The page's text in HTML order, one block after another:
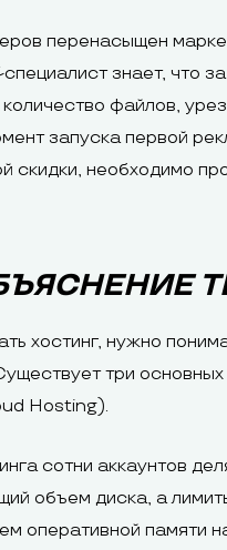
перенасыщен
знает, что
файлов,
запуска первой
скидки, необходимо
хостинг, нужно
три
Hosting).
сотни аккаунтов
объем диска, а
оперативной памяти